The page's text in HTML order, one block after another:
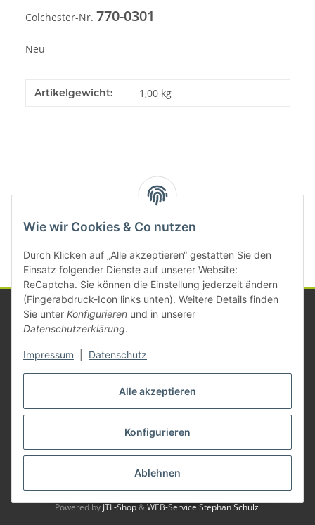
Alle akzeptieren
Konfigurieren
Ablehnen
Wie wir Cookies & Co nutzen
Durch Klicken auf „Alle akzeptieren“ gestatten Sie den
Einsatz folgender Dienste auf unserer Website:
ReCaptcha. Sie können die Einstellung jederzeit ändern
(Fingerabdruck-Icon links unten). Weitere Details finden
Sie unter Konfigurieren und in unserer
Datenschutzerklärung.
Impressum Datenschutz
Colchester-Nr. 770-0301
Neu
Produkteigenschaft
Wert
Artikelgewicht: 1,00 kg
Kategorien
Gesetzliche Informationen
Vertrag widerrufen
* Alle Preise zzgl. gesetzlicher USt., zzgl.Versand
© Michael Mayer Besucherzähler: 1386419
Powered by JTL-Shop&WEB-Service Stephan Schulz